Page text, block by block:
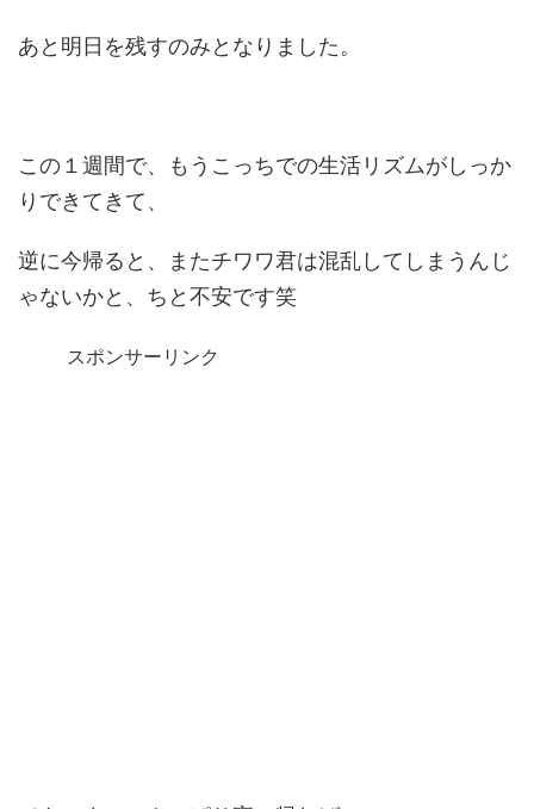
あと明日を残すのみとなりました。
この１週間で、もうこっちでの生活リズムがしっか
りできてきて、
逆に今帰ると、またチワワ君は混乱してしまうんじ
ゃないかと、ちと不安です笑
スポンサーリンク